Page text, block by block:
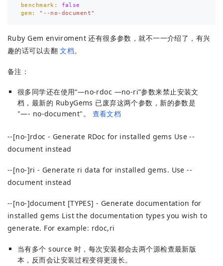
benchmark:
false
gem: "--no-document"
Ruby Gem enviroment 还有很多参数，就不一一介绍了，有兴
趣的话可以去翻文档。
备注：
很多同学还在使用“—no-rdoc —no-ri”参数来禁止安装文
档，最新的 RubyGems 已废弃这两个参数，新的参数是
"—- no-document"。 查看文档
-​-[no-]rdoc - Generate RDoc for installed gems Use -​-
document instead
-​-[no-]ri - Generate ri data for installed gems. Use -​-
document instead
-​-[no-]document [TYPES] - Generate documentation for
installed gems List the documentation types you wish to
generate. For example: rdoc,ri
当有多个 source 时，每次安装都会去两个源检查最新版
本，反而会让安装过程变得更漫长。